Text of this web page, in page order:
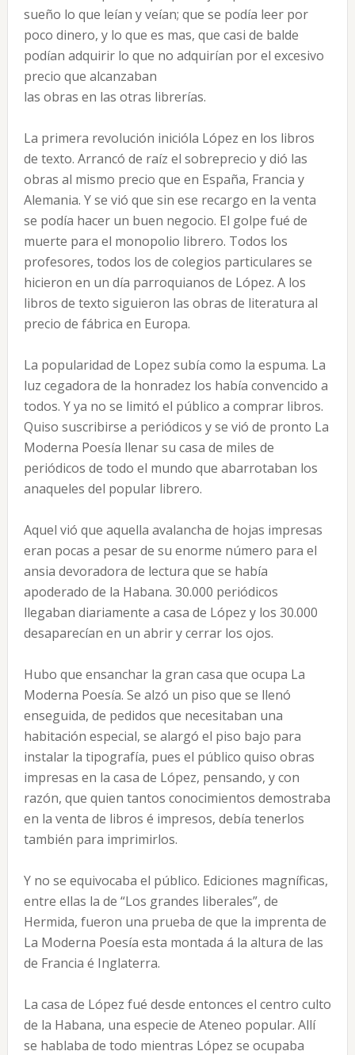
sueño lo que leían y veían; que se podía leer por
poco dinero, y lo que es mas, que casi de balde
podían adquirir lo que no adquirían por el excesivo
precio que alcanzaban
las obras en las otras librerías.
La primera revolución inicióla López en los libros
de texto. Arrancó de raíz el sobreprecio y dió las
obras al mismo precio que en España, Francia y
Alemania. Y se vió que sin ese recargo en la venta
se podía hacer un buen negocio. El golpe fué de
muerte para el monopolio librero. Todos los
profesores, todos los de colegios particulares se
hicieron en un día parroquianos de López. A los
libros de texto siguieron las obras de literatura al
precio de fábrica en Europa.
La popularidad de Lopez subía como la espuma. La
luz cegadora de la honradez los había convencido a
todos. Y ya no se limitó el público a comprar libros.
Quiso suscribirse a periódicos y se vió de pronto La
Moderna Poesía llenar su casa de miles de
periódicos de todo el mundo que abarrotaban los
anaqueles del popular librero.
Aquel vió que aquella avalancha de hojas impresas
eran pocas a pesar de su enorme número para el
ansia devoradora de lectura que se había
apoderado de la Habana. 30.000 periódicos
llegaban diariamente a casa de López y los 30.000
desaparecían en un abrir y cerrar los ojos.
Hubo que ensanchar la gran casa que ocupa La
Moderna Poesía. Se alzó un piso que se llenó
enseguida, de pedidos que necesitaban una
habitación especial, se alargó el piso bajo para
instalar la tipografía, pues el público quiso obras
impresas en la casa de López, pensando, y con
razón, que quien tantos conocimientos demostraba
en la venta de libros é impresos, debía tenerlos
también para imprimirlos.
Y no se equivocaba el público. Ediciones magníficas,
entre ellas la de “Los grandes liberales”, de
Hermida, fueron una prueba de que la imprenta de
La Moderna Poesía esta montada á la altura de las
de Francia é Inglaterra.
La casa de López fué desde entonces el centro culto
de la Habana, una especie de Ateneo popular. Allí
se hablaba de todo mientras López se ocupaba